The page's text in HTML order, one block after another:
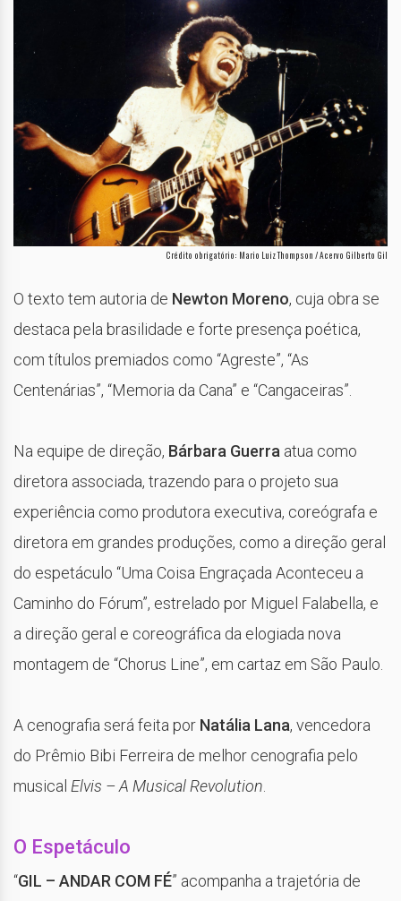
Crédito obrigatório: Mario Luiz Thompson / Acervo Gilberto Gil
O texto tem autoria de Newton Moreno, cuja obra se
destaca pela brasilidade e forte presença poética,
com títulos premiados como “Agreste”, “As
Centenárias”, “Memoria da Cana” e “Cangaceiras”.
Na equipe de direção, Bárbara Guerra atua como
diretora associada, trazendo para o projeto sua
experiência como produtora executiva, coreógrafa e
diretora em grandes produções, como a direção geral
do espetáculo “Uma Coisa Engraçada Aconteceu a
Caminho do Fórum”, estrelado por Miguel Falabella, e
a direção geral e coreográfica da elogiada nova
montagem de “Chorus Line”, em cartaz em São Paulo.
A cenografia será feita por Natália Lana, vencedora
do Prêmio Bibi Ferreira de melhor cenografia pelo
musical Elvis – A Musical Revolution.
O Espetáculo
“GIL – ANDAR COM FÉ” acompanha a trajetória de